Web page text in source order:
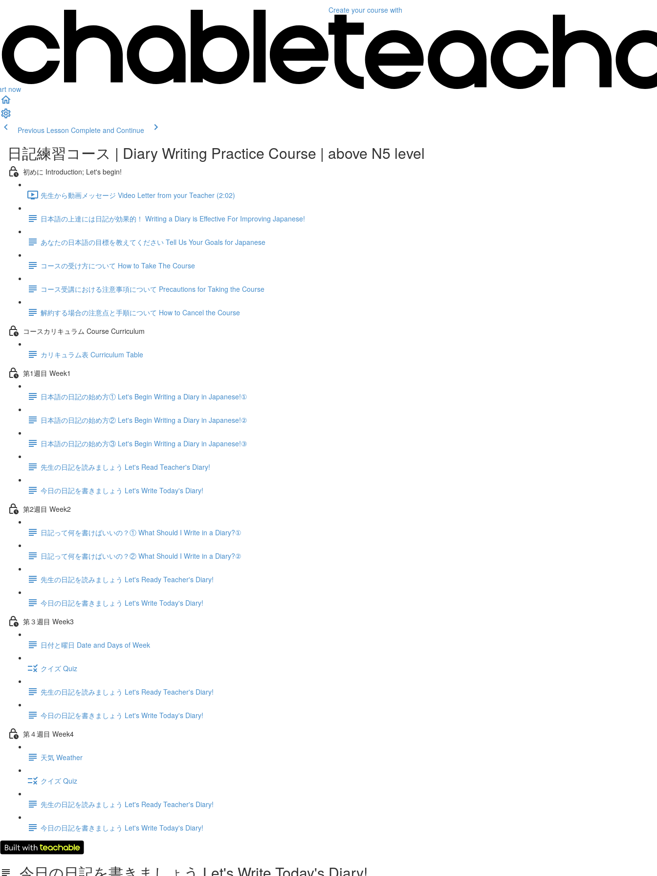
now
Create your course with
Previous Lesson Complete and Continue
日記練習コース | Diary Writing Practice Course | above N5 level
初めに Introduction; Let's begin!
先生から動画メッセージ Video Letter from your Teacher (2:02)
日本語の上達には日記が効果的！ Writing a Diary is Effective For Improving Japanese!
あなたの日本語の目標を教えてください Tell Us Your Goals for Japanese
コースの受け方について How to Take The Course
コース受講における注意事項について Precautions for Taking the Course
解約する場合の注意点と手順について How to Cancel the Course
コースカリキュラム Course Curriculum
カリキュラム表 Curriculum Table
第1週目 Week1
日本語の日記の始め方① Let's Begin Writing a Diary in Japanese!①
日本語の日記の始め方② Let's Begin Writing a Diary in Japanese!②
日本語の日記の始め方③ Let's Begin Writing a Diary in Japanese!③
先生の日記を読みましょう Let's Read Teacher's Diary!
今日の日記を書きましょう Let's Write Today's Diary!
第2週目 Week2
日記って何を書けばいいの？① What Should I Write in a Diary?①
日記って何を書けばいいの？② What Should I Write in a Diary?②
先生の日記を読みましょう Let's Ready Teacher's Diary!
今日の日記を書きましょう Let's Write Today's Diary!
第３週目 Week3
日付と曜日 Date and Days of Week
クイズ Quiz
先生の日記を読みましょう Let's Ready Teacher's Diary!
今日の日記を書きましょう Let's Write Today's Diary!
第４週目 Week4
天気 Weather
クイズ Quiz
先生の日記を読みましょう Let's Ready Teacher's Diary!
今日の日記を書きましょう Let's Write Today's Diary!